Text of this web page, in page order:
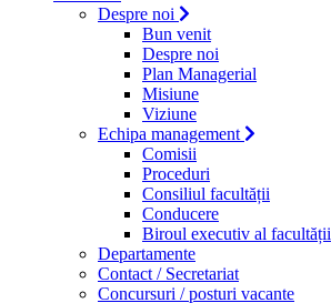
Despre noi
Bun venit
Despre noi
Plan Managerial
Misiune
Viziune
Echipa management
Comisii
Proceduri
Consiliul facultății
Conducere
Biroul executiv al facultății
Departamente
Contact / Secretariat
Concursuri / posturi vacante